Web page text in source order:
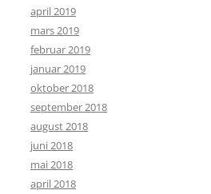
april 2019
mars 2019
februar 2019
januar 2019
oktober 2018
september 2018
august 2018
juni 2018
mai 2018
april 2018